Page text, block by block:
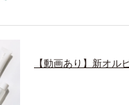
【動画あり】新オ